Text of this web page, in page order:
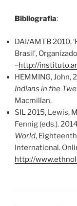
Bibliografia:
DAI/AMTB 2010,
Brasil’,
–http://
HEMMING, John,
Indians in the
Macmillan.
SIL 2015, Lewis,
Fennig (eds.).
World,
International.
http://